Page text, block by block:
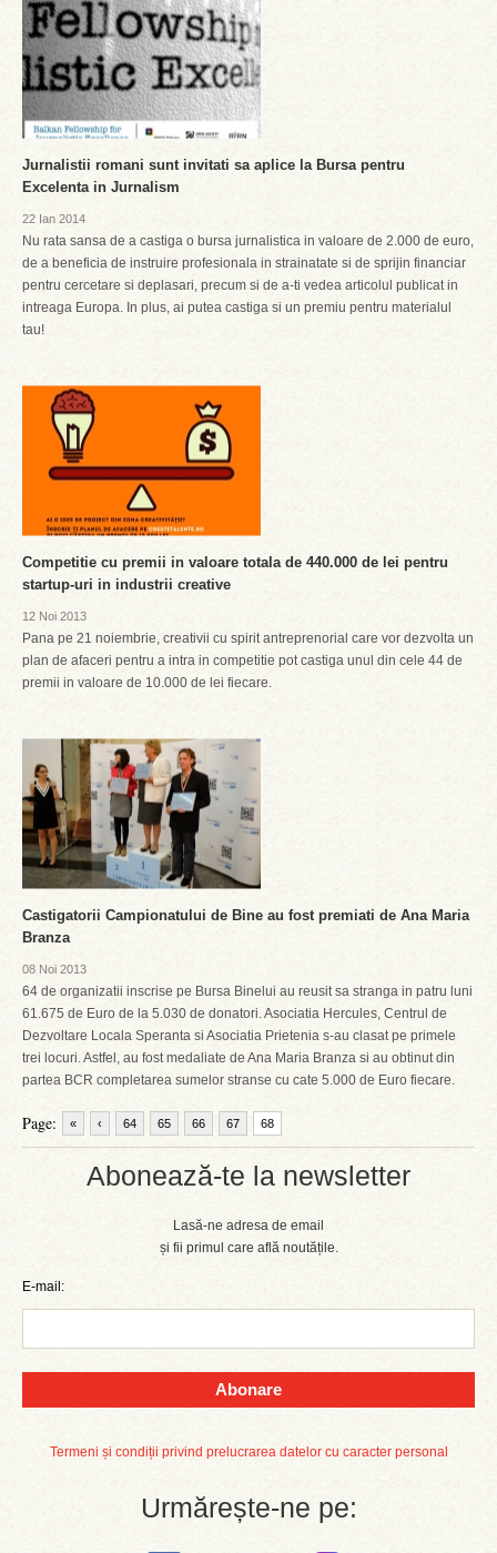
Abonează-te la newsletter
Lasă-ne adresa de email
și fii primul care află noutățile.
E-mail:
Abonare
Termeni și condiții privind prelucrarea datelor cu caracter personal
Urmărește-ne pe:
Jurnalistii romani sunt invitati sa aplice la Bursa pentru
Excelenta in Jurnalism
22 Ian 2014
Nu rata sansa de a castiga o bursa jurnalistica in valoare de 2.000 de euro,
de a beneficia de instruire profesionala in strainatate si de sprijin financiar
pentru cercetare si deplasari, precum si de a-ti vedea articolul publicat in
intreaga Europa. In plus, ai putea castiga si un premiu pentru materialul
tau!
Competitie cu premii in valoare totala de 440.000 de lei pentru
startup-uri in industrii creative
12 Noi 2013
Pana pe 21 noiembrie, creativii cu spirit antreprenorial care vor dezvolta un
plan de afaceri pentru a intra in competitie pot castiga unul din cele 44 de
premii in valoare de 10.000 de lei fiecare.
Castigatorii Campionatului de Bine au fost premiati de Ana Maria
Branza
08 Noi 2013
64 de organizatii inscrise pe Bursa Binelui au reusit sa stranga in patru luni
61.675 de Euro de la 5.030 de donatori. Asociatia Hercules, Centrul de
Dezvoltare Locala Speranta si Asociatia Prietenia s-au clasat pe primele
trei locuri. Astfel, au fost medaliate de Ana Maria Branza si au obtinut din
partea BCR completarea sumelor stranse cu cate 5.000 de Euro fiecare.
Page: « ‹ 64 65 66 67 68